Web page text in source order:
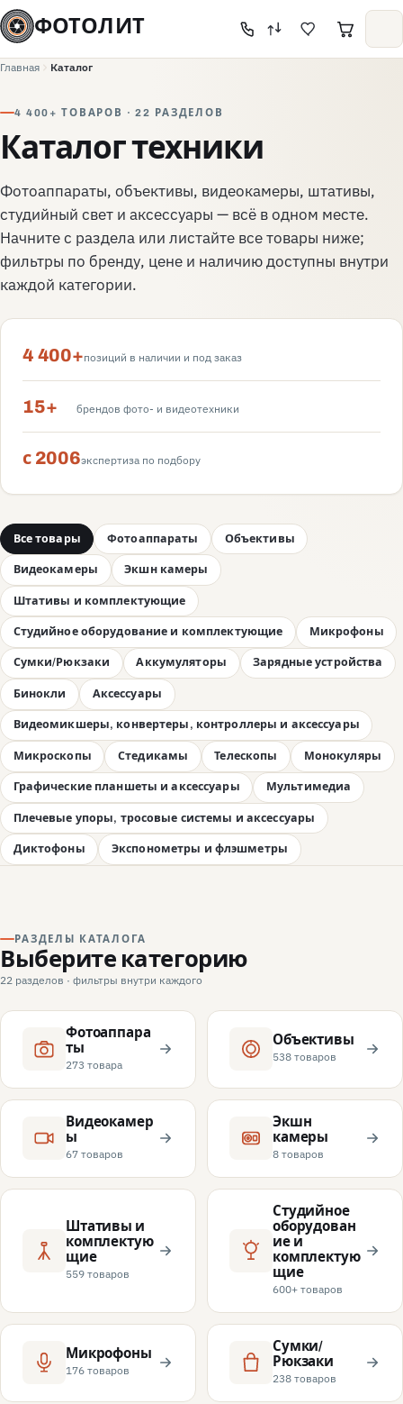
ФОТОЛИТ
Главная Каталог
4 400+ ТОВАРОВ · 22 РАЗДЕЛОВ
Каталог техники
Фотоаппараты, объективы, видеокамеры, штативы,
студийный свет и аксессуары — всё в одном месте.
Начните с раздела или листайте все товары ниже;
фильтры по бренду, цене и наличию доступны внутри
каждой категории.
4 400+позиций в наличии и под заказ
15+ брендов фото- и видеотехники
с 2006экспертиза по подбору
Все товары Фотоаппараты Объективы
Видеокамеры Экшн камеры
Штативы и комплектующие
Студийное оборудование и комплектующие Микрофоны
Сумки/Рюкзаки Аккумуляторы Зарядные устройства
Бинокли Аксессуары
Видеомикшеры, конвертеры, контроллеры и аксессуары
Микроскопы Стедикамы Телескопы Монокуляры
Графические планшеты и аксессуары Мультимедиа
Плечевые упоры, тросовые системы и аксессуары
Диктофоны Экспонометры и флэшметры
РАЗДЕЛЫ КАТАЛОГА
Выберите категорию
22 разделов · фильтры внутри каждого
Фотоаппара
ты
273 товара
Объективы
538 товаров
Видеокамер
ы
67 товаров
Экшн
камеры
8 товаров
Штативы и
комплектую
щие
559 товаров
Студийное
оборудован
ие и
комплектую
щие
600+ товаров
Микрофоны
176 товаров
Сумки/
Рюкзаки
238 товаров